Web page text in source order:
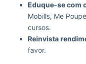
Eduque-se com
Mobills, Me
cursos.
Reinvista
favor.